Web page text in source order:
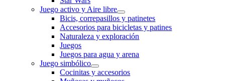
Juego activo y Aire libre
Bicis, correpasillos y patinetes
Accesorios para bicicletas y patines
Naturaleza y exploración
Juegos
Juegos para agua y arena
Juego simbólico
Cocinitas y accesorios